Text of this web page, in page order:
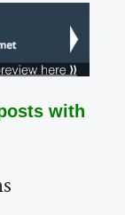
with